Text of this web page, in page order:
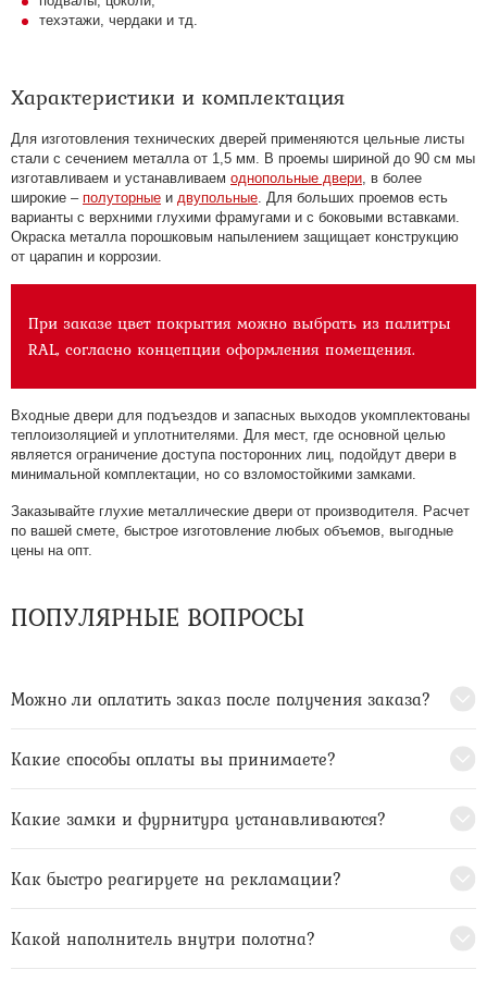
техэтажи, чердаки и тд.
Характеристики и комплектация
Для изготовления технических дверей применяются цельные листы
стали с сечением металла от 1,5 мм. В проемы шириной до 90 см мы
изготавливаем и устанавливаем однопольные двери , в более
широкие – полуторные и двупольные . Для больших проемов есть
варианты с верхними глухими фрамугами и с боковыми вставками.
Окраска металла порошковым напылением защищает конструкцию
от царапин и коррозии.
При заказе цвет покрытия можно выбрать из палитры
RAL, согласно концепции оформления помещения.
Входные двери для подъездов и запасных выходов укомплектованы
теплоизоляцией и уплотнителями. Для мест, где основной целью
является ограничение доступа посторонних лиц, подойдут двери в
минимальной комплектации, но со взломостойкими замками.
Заказывайте глухие металлические двери от производителя. Расчет
по вашей смете, быстрое изготовление любых объемов, выгодные
цены на опт.
ПОПУЛЯРНЫЕ ВОПРОСЫ
Можно ли оплатить заказ после получения заказа?
Какие способы оплаты вы принимаете?
Какие замки и фурнитура устанавливаются?
Как быстро реагируете на рекламации?
Какой наполнитель внутри полотна?